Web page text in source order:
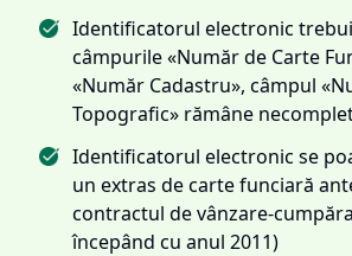
Identificatorul electronic
câmpurile «Număr de Carte
«Număr Cadastru», câmpul
Topografic» rămâne
Identificatorul electronic se
un extras de carte funciară
contractul de vânzare-
începând cu anul 2011)